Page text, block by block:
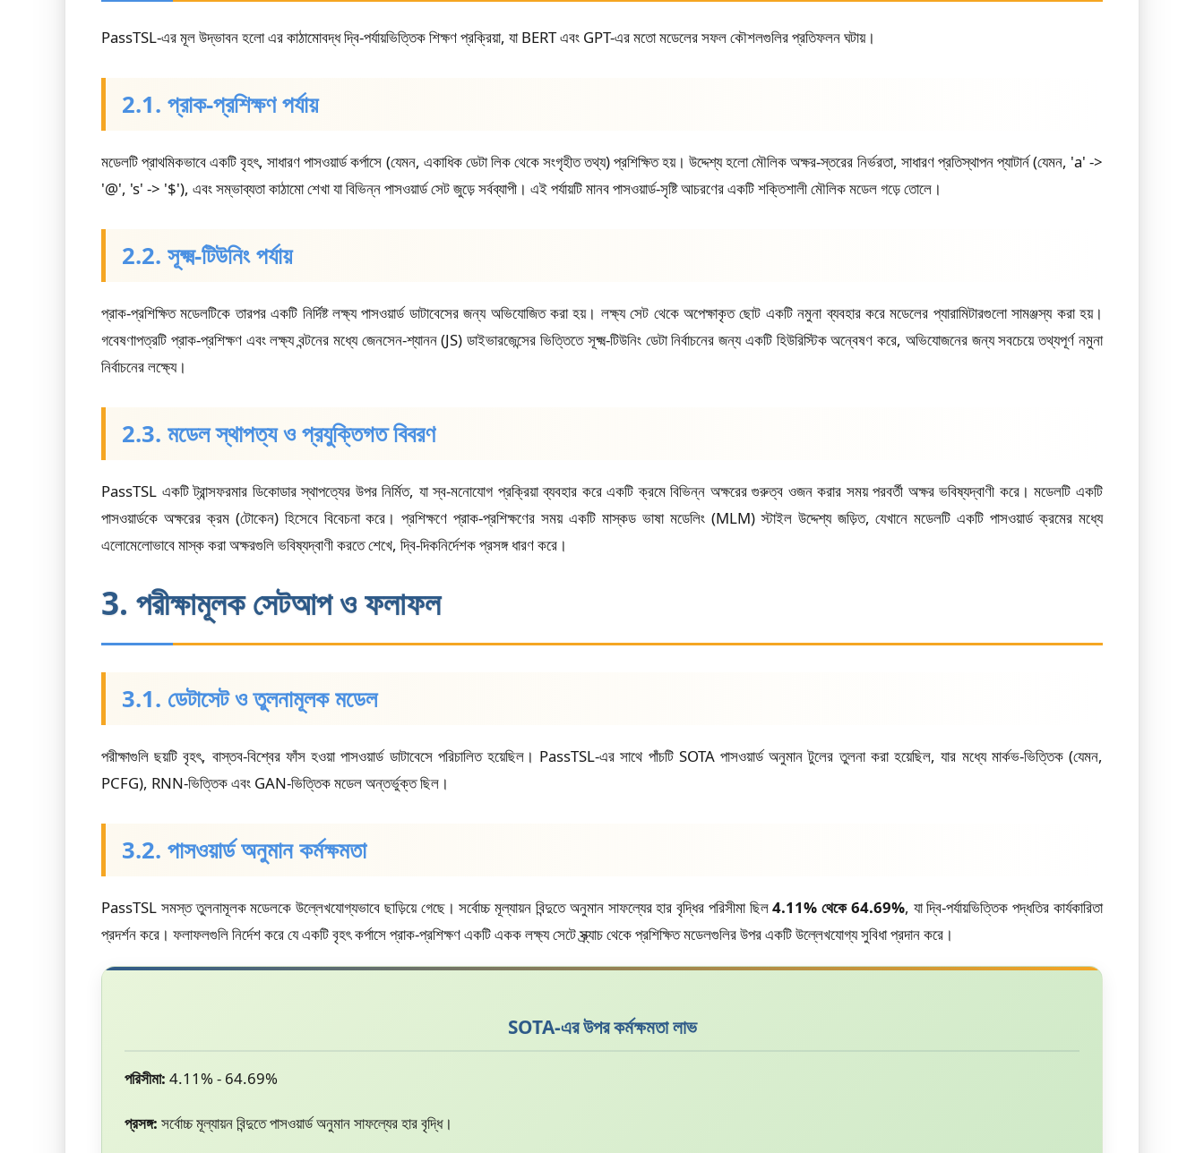
PassTSL-এর মূল উদ্ভাবন হলো এর কাঠামোবদ্ধ দ্বি-পর্যায়ভিত্তিক শিক্ষণ প্রক্রিয়া, যা BERT এবং GPT-এর মতো মডেলের সফল কৌশলগুলির প্রতিফলন ঘটায়।
2.1. প্রাক-প্রশিক্ষণ পর্যায়
মডেলটি প্রাথমিকভাবে একটি বৃহৎ, সাধারণ পাসওয়ার্ড কর্পাসে (যেমন, একাধিক ডেটা লিক থেকে সংগৃহীত তথ্য) প্রশিক্ষিত হয়। উদ্দেশ্য হলো মৌলিক অক্ষর-স্তরের নির্ভরতা, সাধারণ প্রতিস্থাপন প্যাটার্ন (যেমন, 'a' ->
'@', 's' -> '$'), এবং সম্ভাব্যতা কাঠামো শেখা যা বিভিন্ন পাসওয়ার্ড সেট জুড়ে সর্বব্যাপী। এই পর্যায়টি মানব পাসওয়ার্ড-সৃষ্টি আচরণের একটি শক্তিশালী মৌলিক মডেল গড়ে তোলে।
2.2. সূক্ষ্ম-টিউনিং পর্যায়
প্রাক-প্রশিক্ষিত মডেলটিকে তারপর একটি নির্দিষ্ট লক্ষ্য পাসওয়ার্ড ডাটাবেসের জন্য অভিযোজিত করা হয়। লক্ষ্য সেট থেকে অপেক্ষাকৃত ছোট একটি নমুনা ব্যবহার করে মডেলের প্যারামিটারগুলো সামঞ্জস্য করা হয়।
গবেষণাপত্রটি প্রাক-প্রশিক্ষণ এবং লক্ষ্য বন্টনের মধ্যে জেনসেন-শ্যানন (JS) ডাইভারজেন্সের ভিত্তিতে সূক্ষ্ম-টিউনিং ডেটা নির্বাচনের জন্য একটি হিউরিস্টিক অন্বেষণ করে, অভিযোজনের জন্য সবচেয়ে তথ্যপূর্ণ নমুনা
নির্বাচনের লক্ষ্যে।
2.3. মডেল স্থাপত্য ও প্রযুক্তিগত বিবরণ
PassTSL একটি ট্রান্সফরমার ডিকোডার স্থাপত্যের উপর নির্মিত, যা স্ব-মনোযোগ প্রক্রিয়া ব্যবহার করে একটি ক্রমে বিভিন্ন অক্ষরের গুরুত্ব ওজন করার সময় পরবর্তী অক্ষর ভবিষ্যদ্বাণী করে। মডেলটি একটি
পাসওয়ার্ডকে অক্ষরের ক্রম (টোকেন) হিসেবে বিবেচনা করে। প্রশিক্ষণে প্রাক-প্রশিক্ষণের সময় একটি মাস্কড ভাষা মডেলিং (MLM) স্টাইল উদ্দেশ্য জড়িত, যেখানে মডেলটি একটি পাসওয়ার্ড ক্রমের মধ্যে
এলোমেলোভাবে মাস্ক করা অক্ষরগুলি ভবিষ্যদ্বাণী করতে শেখে, দ্বি-দিকনির্দেশক প্রসঙ্গ ধারণ করে।
3. পরীক্ষামূলক সেটআপ ও ফলাফল
3.1. ডেটাসেট ও তুলনামূলক মডেল
পরীক্ষাগুলি ছয়টি বৃহৎ, বাস্তব-বিশ্বের ফাঁস হওয়া পাসওয়ার্ড ডাটাবেসে পরিচালিত হয়েছিল। PassTSL-এর সাথে পাঁচটি SOTA পাসওয়ার্ড অনুমান টুলের তুলনা করা হয়েছিল, যার মধ্যে মার্কভ-ভিত্তিক (যেমন,
PCFG), RNN-ভিত্তিক এবং GAN-ভিত্তিক মডেল অন্তর্ভুক্ত ছিল।
3.2. পাসওয়ার্ড অনুমান কর্মক্ষমতা
PassTSL সমস্ত তুলনামূলক মডেলকে উল্লেখযোগ্যভাবে ছাড়িয়ে গেছে। সর্বোচ্চ মূল্যায়ন বিন্দুতে অনুমান সাফল্যের হার বৃদ্ধির পরিসীমা ছিল4.11% থেকে 64.69%, যা দ্বি-পর্যায়ভিত্তিক পদ্ধতির কার্যকারিতা
প্রদর্শন করে। ফলাফলগুলি নির্দেশ করে যে একটি বৃহৎ কর্পাসে প্রাক-প্রশিক্ষণ একটি একক লক্ষ্য সেটে স্ক্র্যাচ থেকে প্রশিক্ষিত মডেলগুলির উপর একটি উল্লেখযোগ্য সুবিধা প্রদান করে।
SOTA-এর উপর কর্মক্ষমতা লাভ
পরিসীমা: 4.11% - 64.69%
প্রসঙ্গ: সর্বোচ্চ মূল্যায়ন বিন্দুতে পাসওয়ার্ড অনুমান সাফল্যের হার বৃদ্ধি।